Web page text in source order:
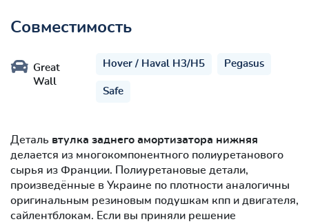
Совместимость
Great
Wall
Hover / Haval H3/H5 Pegasus
Safe
Деталь втулка заднего амортизатора нижняя
делается из многокомпонентного полиуретанового
сырья из Франции. Полиуретановые детали,
произведённые в Украине по плотности аналогичны
оригинальным резиновым подушкам кпп и двигателя,
сайлентблокам. Если вы приняли решение